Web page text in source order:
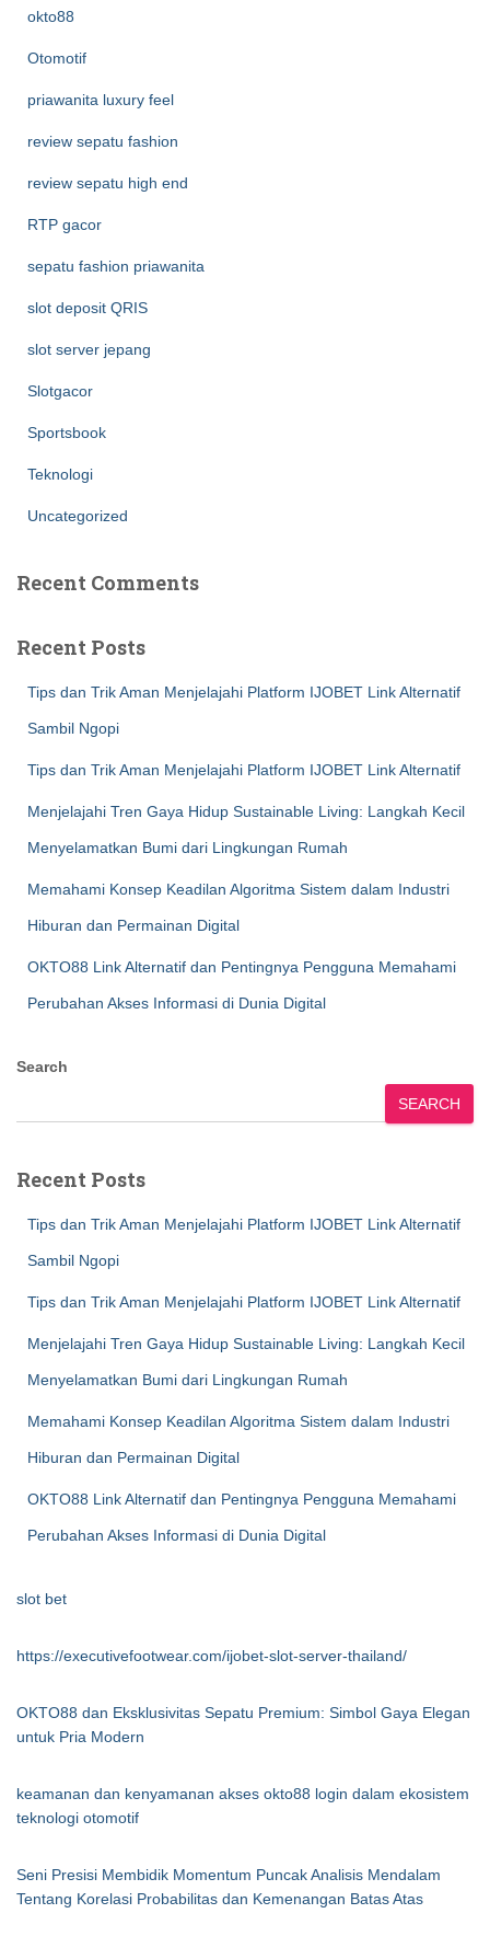
okto88
Otomotif
priawanita luxury feel
review sepatu fashion
review sepatu high end
RTP gacor
sepatu fashion priawanita
slot deposit QRIS
slot server jepang
Slotgacor
Sportsbook
Teknologi
Uncategorized
Recent Comments
Recent Posts
Tips dan Trik Aman Menjelajahi Platform IJOBET Link Alternatif
Sambil Ngopi
Tips dan Trik Aman Menjelajahi Platform IJOBET Link Alternatif
Menjelajahi Tren Gaya Hidup Sustainable Living: Langkah Kecil
Menyelamatkan Bumi dari Lingkungan Rumah
Memahami Konsep Keadilan Algoritma Sistem dalam Industri
Hiburan dan Permainan Digital
OKTO88 Link Alternatif dan Pentingnya Pengguna Memahami
Perubahan Akses Informasi di Dunia Digital
Search
SEARCH
Recent Posts
Tips dan Trik Aman Menjelajahi Platform IJOBET Link Alternatif
Sambil Ngopi
Tips dan Trik Aman Menjelajahi Platform IJOBET Link Alternatif
Menjelajahi Tren Gaya Hidup Sustainable Living: Langkah Kecil
Menyelamatkan Bumi dari Lingkungan Rumah
Memahami Konsep Keadilan Algoritma Sistem dalam Industri
Hiburan dan Permainan Digital
OKTO88 Link Alternatif dan Pentingnya Pengguna Memahami
Perubahan Akses Informasi di Dunia Digital
slot bet
https://executivefootwear.com/ijobet-slot-server-thailand/
OKTO88 dan Eksklusivitas Sepatu Premium: Simbol Gaya Elegan
untuk Pria Modern
keamanan dan kenyamanan akses okto88 login dalam ekosistem
teknologi otomotif
Seni Presisi Membidik Momentum Puncak Analisis Mendalam
Tentang Korelasi Probabilitas dan Kemenangan Batas Atas